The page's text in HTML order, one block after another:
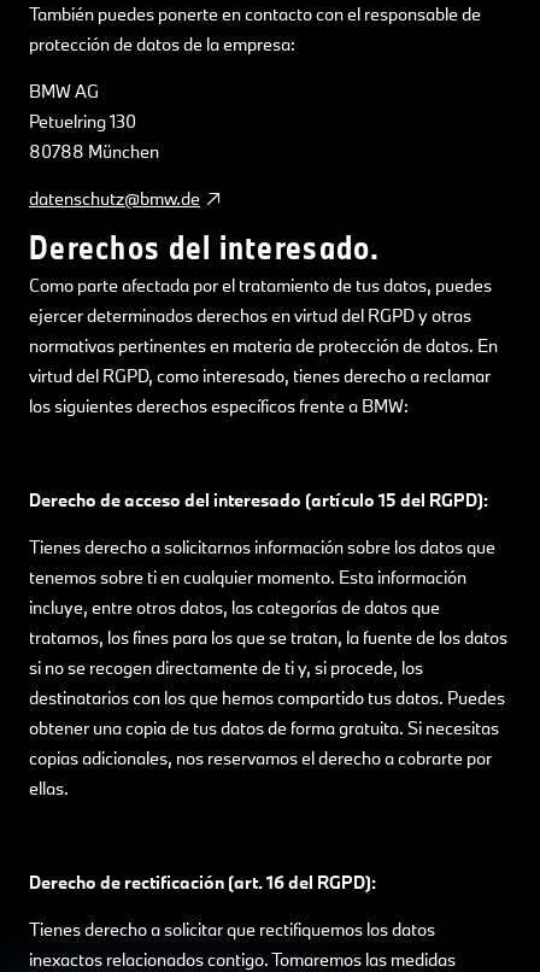
También puedes ponerte en contacto con el responsable de
protección de datos de la empresa:
BMW AG
Petuelring 130
80788 München
datenschutz@bmw.de
Derechos del interesado.
Como parte afectada por el tratamiento de tus datos, puedes
ejercer determinados derechos en virtud del RGPD y otras
normativas pertinentes en materia de protección de datos. En
virtud del RGPD, como interesado, tienes derecho a reclamar
los siguientes derechos específicos frente a BMW:
Derecho de acceso del interesado (artículo 15 del RGPD):
Tienes derecho a solicitarnos información sobre los datos que
tenemos sobre ti en cualquier momento. Esta información
incluye, entre otros datos, las categorías de datos que
tratamos, los fines para los que se tratan, la fuente de los datos
si no se recogen directamente de ti y, si procede, los
destinatarios con los que hemos compartido tus datos. Puedes
obtener una copia de tus datos de forma gratuita. Si necesitas
copias adicionales, nos reservamos el derecho a cobrarte por
ellas.
Derecho de rectificación (art. 16 del RGPD):
Tienes derecho a solicitar que rectifiquemos los datos
inexactos relacionados contigo. Tomaremos las medidas